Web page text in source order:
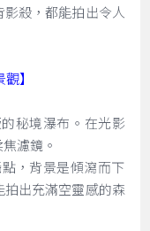
殺，都能拍出令人
】
秘境瀑布。在光影
濾鏡。
，背景是傾瀉而下
出充滿空靈感的森